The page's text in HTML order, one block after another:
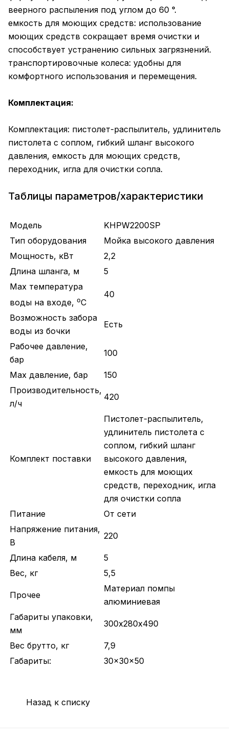
веерного распыления под углом до 60 °.
емкость для моющих средств: использование
моющих средств сокращает время очистки и
способствует устранению сильных загрязнений.
транспортировочные колеса: удобны для
комфортного использования и перемещения.
Комплектация:
Комплектация: пистолет-распылитель, удлинитель
пистолета с соплом, гибкий шланг высокого
давления, емкость для моющих средств,
переходник, игла для очистки сопла.
Таблицы параметров/характеристики
Модель
KHPW2200SP
Тип оборудования
Мойка высокого давления
Мощность, кВт
2,2
Длина шланга, м
5
Max температура
воды на входе, oС
40
Возможность забора
воды из бочки
Есть
Рабочее давление,
бар
100
Max давление, бар
150
Производительность,
л/ч
420
Комплект поставки
Пистолет-распылитель,
удлинитель пистолета с
соплом, гибкий шланг
высокого давления,
емкость для моющих
средств, переходник, игла
для очистки сопла
Питание
От сети
Напряжение питания,
В
220
Длина кабеля, м
5
Вес, кг
5,5
Прочее
Материал помпы
алюминиевая
Габариты упаковки,
мм
300х280х490
Вес брутто, кг
7,9
Габариты:
30x30x50
Назад к списку